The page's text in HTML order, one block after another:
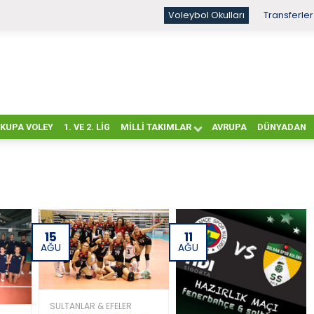
Voleybol Okulları Transferler
KUPA VOLEY 1. VE 2. LIG MILLI TAKIMLAR AVRUPA DÜNYADAN
15
AĞU
SULTANLAR & EFELER
11
AĞU